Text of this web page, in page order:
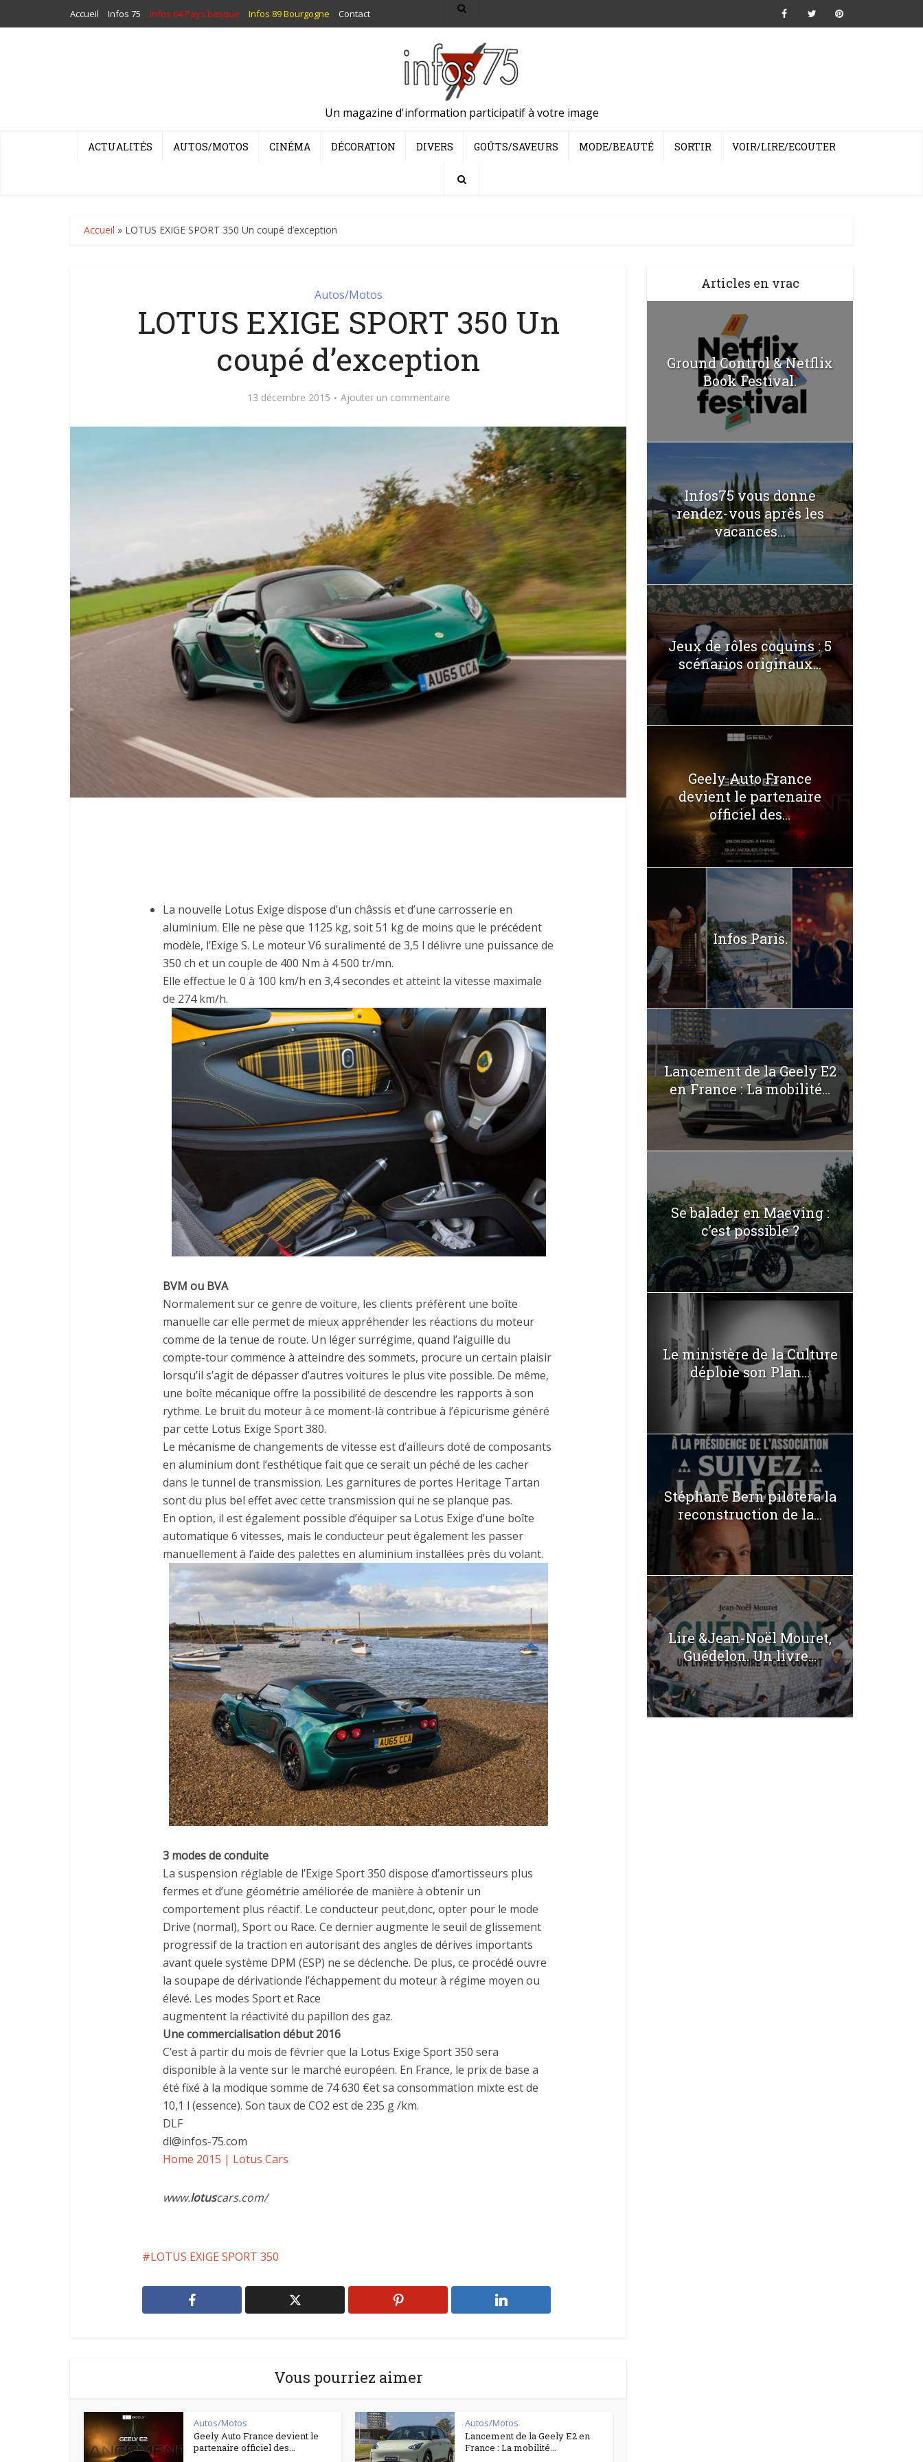
Accueil Infos 75 Infos 64 Pays basque Infos 89 Bourgogne Contact
Un magazine d'information participatif à votre image
ACTUALITÉS AUTOS/MOTOS CINÉMA DÉCORATION DIVERS GOÛTS/SAVEURS MODE/BEAUTÉ SORTIR VOIR/LIRE/ECOUTER
Accueil » LOTUS EXIGE SPORT 350 Un coupé d’exception
Autos/Motos
LOTUS EXIGE SPORT 350 Un
coupé d’exception
13 décembre 2015 Ajouter un commentaire
La nouvelle Lotus Exige dispose d’un châssis et d’une carrosserie en
aluminium. Elle ne pèse que 1125 kg, soit 51 kg de moins que le précédent
modèle, l’Exige S. Le moteur V6 suralimenté de 3,5 l délivre une puissance de
350 ch et un couple de 400 Nm à 4 500 tr/mn.
Elle effectue le 0 à 100 km/h en 3,4 secondes et atteint la vitesse maximale
de 274 km/h.
BVM ou BVA
Normalement sur ce genre de voiture, les clients préfèrent une boîte
manuelle car elle permet de mieux appréhender les réactions du moteur
comme de la tenue de route. Un léger surrégime, quand l’aiguille du
compte-tour commence à atteindre des sommets, procure un certain plaisir
lorsqu’il s’agit de dépasser d’autres voitures le plus vite possible. De même,
une boîte mécanique offre la possibilité de descendre les rapports à son
rythme. Le bruit du moteur à ce moment-là contribue à l’épicurisme généré
par cette Lotus Exige Sport 380.
Le mécanisme de changements de vitesse est d’ailleurs doté de composants
en aluminium dont l’esthétique fait que ce serait un péché de les cacher
dans le tunnel de transmission. Les garnitures de portes Heritage Tartan
sont du plus bel effet avec cette transmission qui ne se planque pas.
En option, il est également possible d’équiper sa Lotus Exige d’une boîte
automatique 6 vitesses, mais le conducteur peut également les passer
manuellement à l’aide des palettes en aluminium installées près du volant.
3 modes de conduite
La suspension réglable de l’Exige Sport 350 dispose d’amortisseurs plus
fermes et d’une géométrie améliorée de manière à obtenir un
comportement plus réactif. Le conducteur peut,donc, opter pour le mode
Drive (normal), Sport ou Race. Ce dernier augmente le seuil de glissement
progressif de la traction en autorisant des angles de dérives importants
avant quele système DPM (ESP) ne se déclenche. De plus, ce procédé ouvre
la soupape de dérivationde l’échappement du moteur à régime moyen ou
élevé. Les modes Sport et Race
augmentent la réactivité du papillon des gaz.
Une commercialisation début 2016
C’est à partir du mois de février que la Lotus Exige Sport 350 sera
disponible à la vente sur le marché européen. En France, le prix de base a
été fixé à la modique somme de 74 630 €et sa consommation mixte est de
10,1 l (essence). Son taux de CO2 est de 235 g /km.
DLF
dl@infos-75.com
Home 2015 | Lotus Cars
www.lotuscars.com/
LOTUS EXIGE SPORT 350
Vous pourriez aimer
Autos/Motos
Geely Auto France devient le
partenaire officiel des...
Autos/Motos
Lancement de la Geely E2 en
France : La mobilité...
Articles en vrac
Ground Control & Netflix
Book Festival.
Infos75 vous donne
rendez-vous après les
vacances...
Jeux de rôles coquins : 5
scénarios originaux...
Geely Auto France
devient le partenaire
officiel des...
Infos Paris.
Lancement de la Geely E2
en France : La mobilité...
Se balader en Maeving :
c’est possible ?
Le ministère de la Culture
déploie son Plan...
Stéphane Bern pilotera la
reconstruction de la...
Lire &Jean-Noël Mouret,
Guédelon. Un livre...